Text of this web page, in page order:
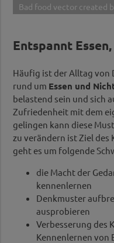
Bad food vector created
Entspannt
Häufig ist der Alltag von
rund um Essen und
belastend sein und sich
Zufriedenheit mit dem
gelingen kann diese
zu verändern ist Ziel des
geht es um folgende
die Macht der
kennenlernen
Denkmuster
ausprobieren
Verbesserung des
Kennenlernen von